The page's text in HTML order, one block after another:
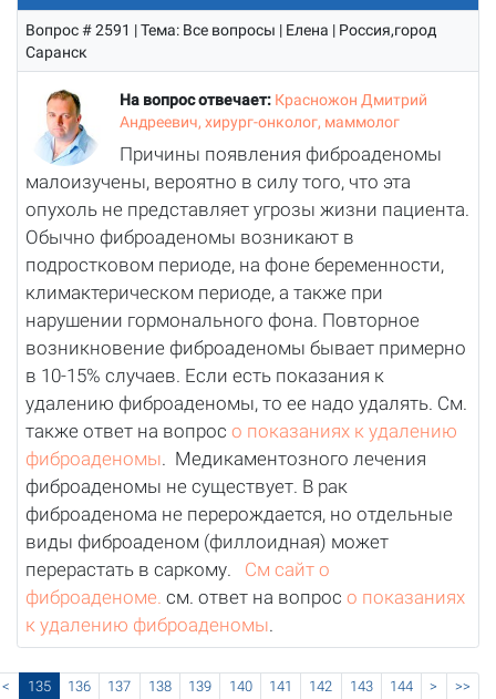
Вопрос # 2591 | Тема: Все вопросы | Елена | Россия,город
Саранск
На вопрос отвечает: Красножон Дмитрий
Андреевич, хирург-онколог, маммолог
Причины появления фиброаденомы
малоизучены, вероятно в силу того, что эта
опухоль не представляет угрозы жизни пациента.
Обычно фиброаденомы возникают в
подростковом периоде, на фоне беременности,
климактерическом периоде, а также при
нарушении гормонального фона. Повторное
возникновение фиброаденомы бывает примерно
в 10-15% случаев. Если есть показания к
удалению фиброаденомы, то ее надо удалять. См.
также ответ на вопросо показаниях к удалению
фиброаденомы. Медикаментозного лечения
фиброаденомы не существует. В рак
фиброаденома не перерождается, но отдельные
виды фиброаденом (филлоидная) может
перерастать в саркому. См сайт о
фиброаденоме. см. ответ на вопросо показаниях
к удалению фиброаденомы.
< 135 136 137 138 139 140 141 142 143 144 > >>